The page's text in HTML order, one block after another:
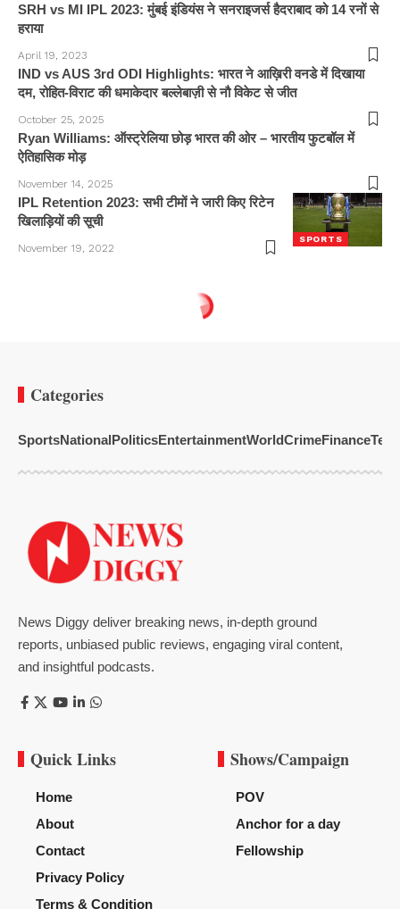
SRH vs MI IPL 2023: मुंबई इंडियंस ने सनराइजर्स हैदराबाद को 14 रनों से
हराया
April 19, 2023
IND vs AUS 3rd ODI Highlights: भारत ने आख़िरी वनडे में दिखाया
दम, रोहित-विराट की धमाकेदार बल्लेबाज़ी से नौ विकेट से जीत
October 25, 2025
Ryan Williams: ऑस्ट्रेलिया छोड़ भारत की ओर – भारतीय फुटबॉल में
ऐतिहासिक मोड़
November 14, 2025
SPORTS
IPL Retention 2023: सभी टीमों ने जारी किए रिटेन
खिलाड़ियों की सूची
November 19, 2022
Categories
SportsNationalPoliticsEntertainmentWorldCrimeFinance
News Diggy deliver breaking news, in-depth ground
reports, unbiased public reviews, engaging viral content,
and insightful podcasts.
Quick Links
Home
About
Contact
Privacy Policy
Terms & Condition
Shows/Campaign
POV
Anchor for a day
Fellowship